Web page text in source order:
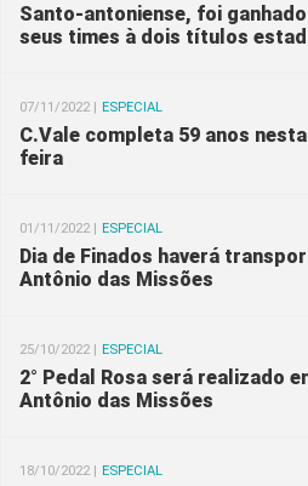
Santo-antoniense, foi
seus times à dois títulos
07/11/2022 | ESPECIAL
C.Vale completa 59 anos
feira
01/11/2022 | ESPECIAL
Dia de Finados haverá
Antônio das Missões
25/10/2022 | ESPECIAL
2° Pedal Rosa será realizado
Antônio das Missões
18/10/2022 | ESPECIAL